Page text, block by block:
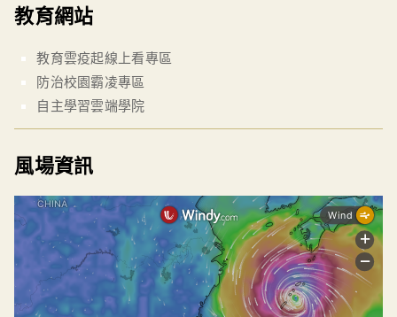
教育網站
教育雲疫起線上看專區
防治校園霸凌專區
自主學習雲端學院
風場資訊